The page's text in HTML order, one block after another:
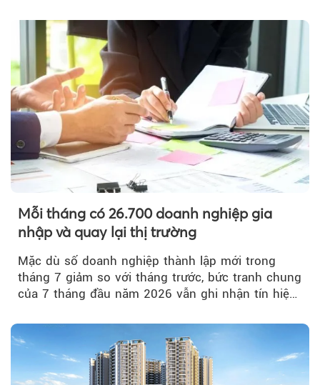
Mỗi tháng có 26.700 doanh nghiệp gia
nhập và quay lại thị trường
Mặc dù số doanh nghiệp thành lập mới trong
tháng 7 giảm so với tháng trước, bức tranh chung
của 7 tháng đầu năm 2026 vẫn ghi nhận tín hiệu